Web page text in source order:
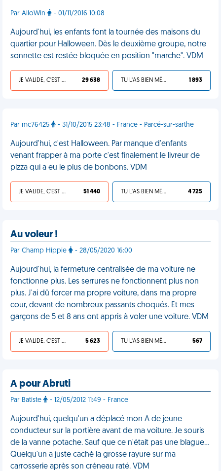
Par AlloWin - 01/11/2016 10:08
Aujourd'hui, les enfants font la tournée des maisons du
quartier pour Halloween. Dès le deuxième groupe, notre
sonnette est restée bloquée en position "marche". VDM
JE VALIDE, C'EST UNE VDM 29 638 TU L'AS BIEN MÉRITÉ 1 893
Par mc76425 - 31/10/2015 23:48 - France - Parcé-sur-sarthe
Aujourd'hui, c'est Halloween. Par manque d'enfants
venant frapper à ma porte c'est finalement le livreur de
pizza qui a eu le plus de bonbons. VDM
JE VALIDE, C'EST UNE VDM 51 440 TU L'AS BIEN MÉRITÉ 4 725
Au voleur !
Par Champ Hippie - 28/05/2020 16:00
Aujourd'hui, la fermeture centralisée de ma voiture ne
fonctionne plus. Les serrures ne fonctionnent plus non
plus. J'ai dû forcer ma propre voiture, dans ma propre
cour, devant de nombreux passants choqués. Et mes
garçons de 5 et 8 ans ont appris à voler une voiture. VDM
JE VALIDE, C'EST UNE VDM 5 623 TU L'AS BIEN MÉRITÉ 567
A pour Abruti
Par Batiste - 12/05/2012 11:49 - France
Aujourd'hui, quelqu'un a déplacé mon A de jeune
conducteur sur la portière avant de ma voiture. Je souris
de la vanne potache. Sauf que ce n'était pas une blague...
Quelqu'un a juste caché la grosse rayure sur ma
carrosserie après son créneau raté. VDM